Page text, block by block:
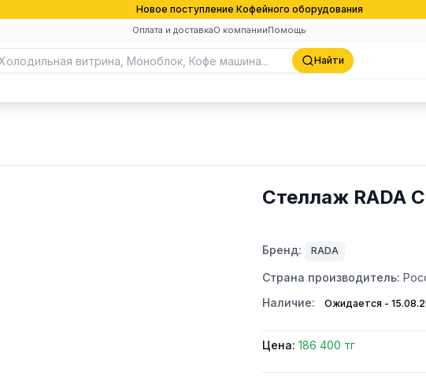
Новое поступление Кофейного оборудования
Оплата и доставкаО компанииПомощь
Найти
Стеллаж RADA
Бренд: RADA
Страна производитель:
Наличие:
Ожидается -
Цена: 186 400 тг